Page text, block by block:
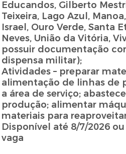
Educandos, Gilberto
Teixeira, Lago Azul,
Israel, Ouro Verde, Santa
Neves, União da Vitória,
possuir documentação
dispensa militar);
Atividades – preparar
alimentação de linhas de
a área de serviço;
produção; alimentar
materiais para
Disponível até 8/7/2026
vaga